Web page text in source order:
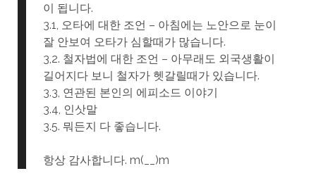
이 됩니다.
3.1, 오타에 대한 조언 – 아침에는 노안으로 눈이
잘 안보여 오타가 심할때가 많습니다.
3,2. 철자법에 대한 조언 – 아무래도 외국생활이
길어지다 보니 철자가 헷갈릴때가 있습니다.
3.3, 연관된 본인의 에피소드 이야기
3.4, 인삿말
3.5. 뭐든지 다 좋습니다.
항상 감사합니다. m(__)m